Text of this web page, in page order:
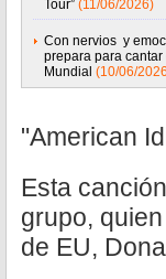
Tour” (11/06/2026)
Con nervios y
prepara para cantar
Mundial (10/06/
"American
Esta
grupo,
de EU,